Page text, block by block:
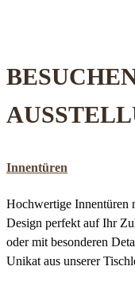
Innentüren
Hochwertige Innentüren
Design perfekt auf Ihr
oder mit besonderen
Unikat aus unserer